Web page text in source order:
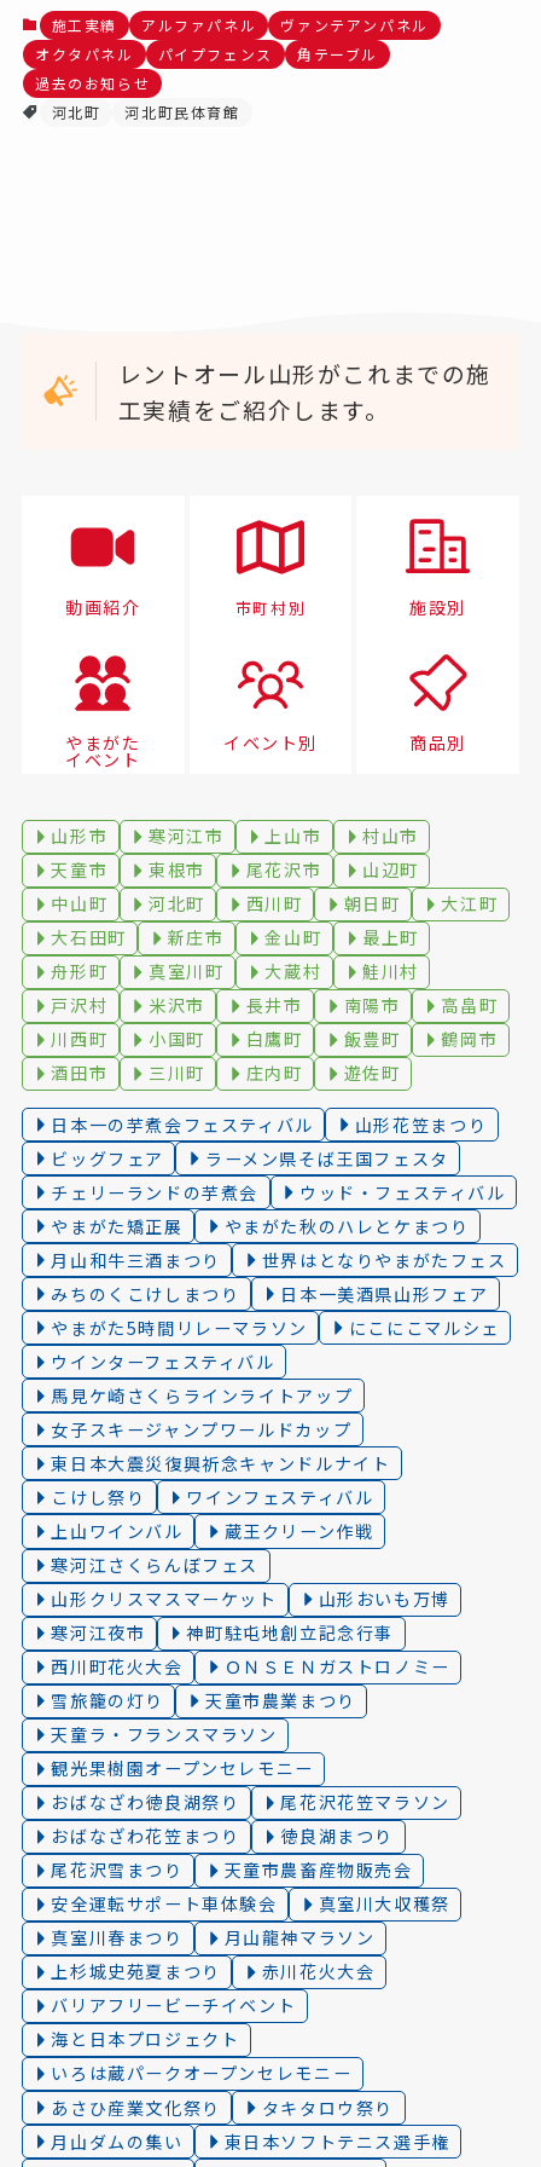
施工実績 アルファパネル
ヴァンテアンパネル
オクタパネル
パイプフェンス
角テーブル
過去のお知らせ
河北町
河北町民体育館
レントオール山形がこれまでの施
工実績をご紹介します。
動画紹介 市町村別 施設別
やまがた
イベント
イベント別 商品別
山形市 寒河江市 上山市
村山市
天童市
東根市 尾花沢市
山辺町
中山町
河北町 西川町 朝日町
大江町
大石田町
新庄市 金山町
最上町
舟形町
真室川町 大蔵村
鮭川村
戸沢村
米沢市 長井市 南陽市
高畠町
川西町
小国町 白鷹町 飯豊町
鶴岡市
酒田市
三川町 庄内町 遊佐町
日本一の芋煮会フェスティバル
山形花笠まつり
ビッグフェア
ラーメン県そば王国フェスタ
チェリーランドの芋煮会
ウッド・フェスティバル
やまがた矯正展
やまがた秋のハレとケまつり
月山和牛三酒まつり
世界はとなりやまがたフェス
みちのくこけしまつり
日本一美酒県山形フェア
やまがた5時間リレーマラソン
にこにこマルシェ
ウインターフェスティバル
馬見ケ崎さくらラインライトアップ
女子スキージャンプワールドカップ
東日本大震災復興祈念キャンドルナイト
こけし祭り
ワインフェスティバル
上山ワインバル
蔵王クリーン作戦
寒河江さくらんぼフェス
山形クリスマスマーケット
山形おいも万博
寒河江夜市
神町駐屯地創立記念行事
西川町花火大会
ＯＮＳＥＮガストロノミー
雪旅籠の灯り️
天童市農業まつり
天童ラ・フランスマラソン
観光果樹園オープンセレモニー
おばなざわ徳良湖祭り
尾花沢花笠マラソン
おばなざわ花笠まつり
徳良湖まつり
尾花沢雪まつり
天童市農畜産物販売会
安全運転サポート車体験会
真室川大収穫祭
真室川春まつり
月山龍神マラソン
上杉城史苑夏まつり
赤川花火大会
バリアフリービーチイベント
海と日本プロジェクト
いろは蔵パークオープンセレモニー
あさひ産業文化祭り
タキタロウ祭り
月山ダムの集い
東日本ソフトテニス選手権